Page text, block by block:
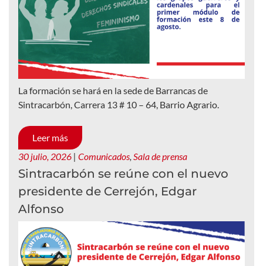
La formación se hará en la sede de Barrancas de
Sintracarbón, Carrera 13 # 10 – 64, Barrio Agrario.
Leer más
30 julio, 2026 | Comunicados Sala de prensa
Sintracarbón se reúne con el nuevo
presidente de Cerrejón, Edgar
Alfonso